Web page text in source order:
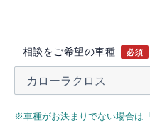
相談をご希望の車種 必須
※車種がお決まりでない場合は